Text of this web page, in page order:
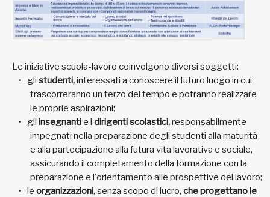
Le iniziative scuola-lavoro coinvolgono diversi soggetti:
gli studenti,interessati a conoscere il futuro luogo in cui
trascorreranno un terzo del tempo e potranno realizzare
le proprie aspirazioni;
gli insegnantie i dirigenti scolastici,responsabilmente
impegnati nella preparazione degli studenti alla maturità
e alla partecipazione alla futura vita lavorativa e sociale,
assicurando il completamento della formazione con la
preparazione e l'orientamento alle prospettive del lavoro;
le organizzazioni, senza scopo di lucro, che progettanole